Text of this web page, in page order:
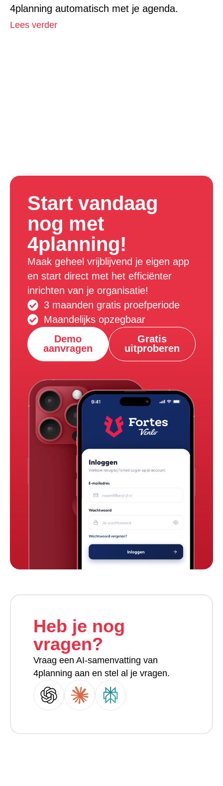
4planning automatisch met je agenda.
Lees verder
Start vandaag
nog met
4planning!
Maak geheel vrijblijvend je eigen app
en start direct met het efficiënter
inrichten van je organisatie!
3 maanden gratis proefperiode
Maandelijks opzegbaar
Demo
aanvragen
Gratis
uitproberen
Heb je nog
vragen?
Vraag een AI-samenvatting van
4planning aan en stel al je vragen.